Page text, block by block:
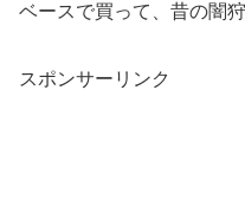
ベースで買って、昔の闇
スポンサーリンク